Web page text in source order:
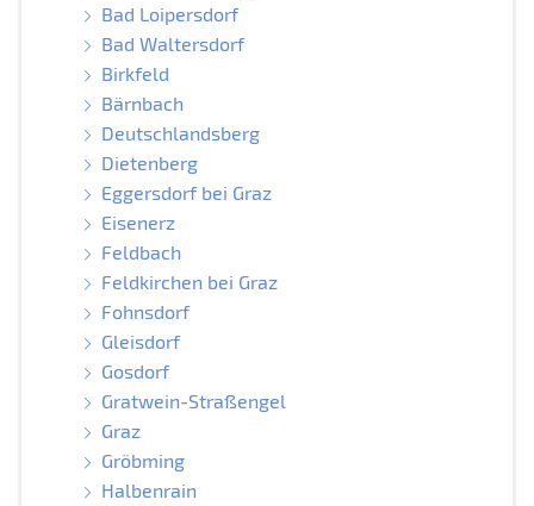
Bad Loipersdorf
Bad Waltersdorf
Birkfeld
Bärnbach
Deutschlandsberg
Dietenberg
Eggersdorf bei Graz
Eisenerz
Feldbach
Feldkirchen bei Graz
Fohnsdorf
Gleisdorf
Gosdorf
Gratwein-Straßengel
Graz
Gröbming
Halbenrain